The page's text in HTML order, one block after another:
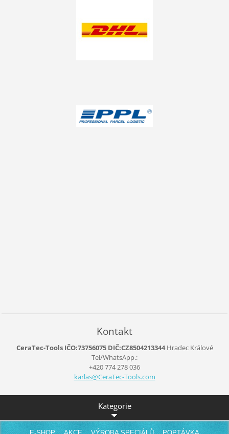
Kontakt
CeraTec-Tools IČO:73756075 DIČ:CZ8504213344Hradec Králové
Tel/WhatsApp.:
+420 774 278 036
karlas@CeraTec-Tools.com
Kategorie